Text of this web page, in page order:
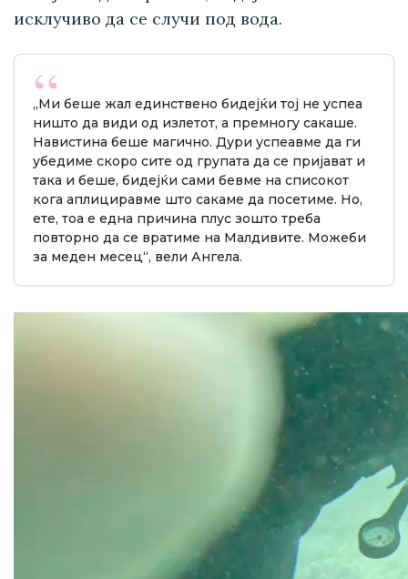
исклучиво да се случи под вода.
„Ми беше жал единствено бидејќи тој не успеа
ништо да види од излетот, а премногу сакаше.
Навистина беше магично. Дури успеавме да ги
убедиме скоро сите од групата да се пријават и
така и беше, бидејќи сами бевме на списокот
кога аплициравме што сакаме да посетиме. Но,
ете, тоа е една причина плус зошто треба
повторно да се вратиме на Малдивите. Можеби
за меден месец“, вели Ангела.